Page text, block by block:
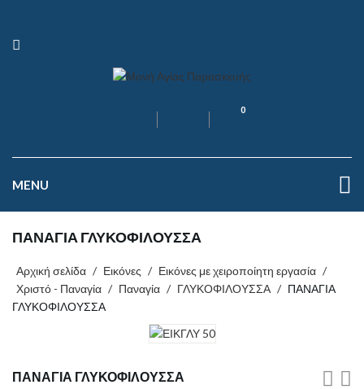
0
MENU
ΠΑΝΑΓΙΑ ΓΛΥΚΟΦΙΛΟΥΣΣΑ
Αρχική σελίδα / Εικόνες / Εικόνες με χειροποίητη εργασία /
Χριστό - Παναγία / Παναγία / ΓΛΥΚΟΦΙΛΟΥΣΣΑ / ΠΑΝΑΓΙΑ
ΓΛΥΚΟΦΙΛΟΥΣΣΑ
ΠΑΝΑΓΙΑ ΓΛΥΚΟΦΙΛΟΥΣΣΑ